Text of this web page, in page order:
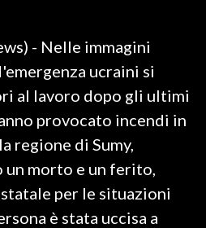
- Nelle immagini
ucraini si
al lavoro dopo gli ultimi
provocato incendi in
regione di Sumy,
un morto e un ferito,
per le situazioni
è stata uccisa a